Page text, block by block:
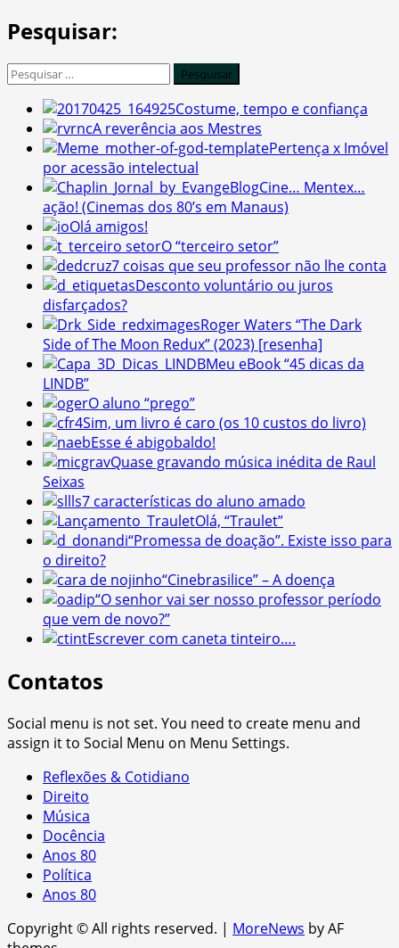
Pesquisar:
Pesquisar
Costume, tempo e confiança
A reverência aos Mestres
Pertença x Imóvel
por acessão intelectual
Cine… Mentex…
ação! (Cinemas dos 80’s em Manaus)
Olá amigos!
O “terceiro setor”
7 coisas que seu professor não lhe conta
Desconto voluntário ou juros
disfarçados?
Roger Waters “The Dark
Side of The Moon Redux” (2023) [resenha]
Meu eBook “45 dicas da
LINDB”
O aluno “prego”
Sim, um livro é caro (os 10 custos do livro)
Esse é abigobaldo!
Quase gravando música inédita de Raul
Seixas
7 características do aluno amado
Olá, “Traulet”
“Promessa de doação”. Existe isso para
o direito?
“Cinebrasilice” – A doença
“O senhor vai ser nosso professor período
que vem de novo?”
Escrever com caneta tinteiro….
Contatos
Social menu is not set. You need to create menu and
assign it to Social Menu on Menu Settings.
Reflexões & Cotidiano
Direito
Música
Docência
Anos 80
Política
Anos 80
Copyright © All rights reserved. | MoreNews by AF